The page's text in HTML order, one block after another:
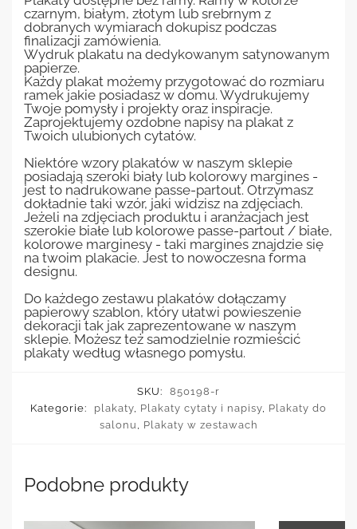
czarnym, białym, złotym lub srebrnym z
dobranych wymiarach dokupisz podczas
finalizacji zamówienia.
Wydruk plakatu na dedykowanym satynowanym
papierze.
Każdy plakat możemy przygotować do rozmiaru
ramek jakie posiadasz w domu. Wydrukujemy
Twoje pomysły i projekty oraz inspiracje.
Zaprojektujemy ozdobne napisy na plakat z
Twoich ulubionych cytatów.
Niektóre wzory plakatów w naszym sklepie
posiadają szeroki biały lub kolorowy margines -
jest to nadrukowane passe-partout. Otrzymasz
dokładnie taki wzór, jaki widzisz na zdjęciach.
Jeżeli na zdjęciach produktu i aranżacjach jest
szerokie białe lub kolorowe passe-partout / białe,
kolorowe marginesy - taki margines znajdzie się
na twoim plakacie. Jest to nowoczesna forma
designu.
Do każdego zestawu plakatów dołączamy
papierowy szablon, który ułatwi powieszenie
dekoracji tak jak zaprezentowane w naszym
sklepie. Możesz też samodzielnie rozmieścić
plakaty według własnego pomysłu.
SKU:
850198-r
Kategorie:
plakaty, Plakaty cytaty i napisy, Plakaty do
salonu , Plakaty w zestawach
Podobne produkty